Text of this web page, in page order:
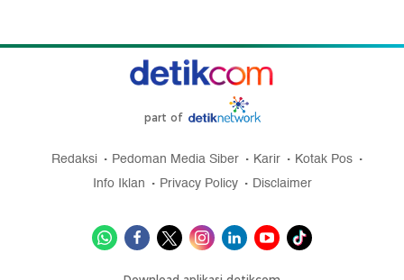
part of
Redaksi Pedoman Media Siber Karir
Kotak Pos
Info Iklan
Privacy Policy Disclaimer